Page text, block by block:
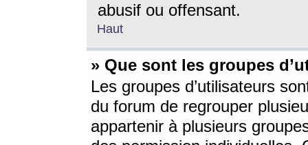
abusif ou offensant.
Haut
» Que sont les groupes
Les groupes d’utilisateurs
du forum de regrouper
appartenir à plusieurs